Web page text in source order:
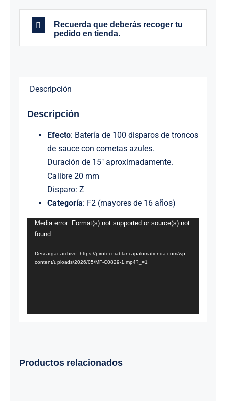
AZUL
cantidad
Recuerda que deberás recoger tu
pedido en tienda.
Descripción
Descripción
Efecto: Batería de 100 disparos de troncos
de sauce con cometas azules.
Duración de 15″ aproximadamente.
Calibre 20 mm
Disparo: Z
Categoría: F2 (mayores de 16 años)
Reproductor
vídeo
Media error: Format(s) not supported or source(s) not
found
Descargar archivo: https://pirotecniablancapalomatienda.com/wp-
content/uploads/2026/05/MF-C0829-1.mp4?_=1
Productos relacionados